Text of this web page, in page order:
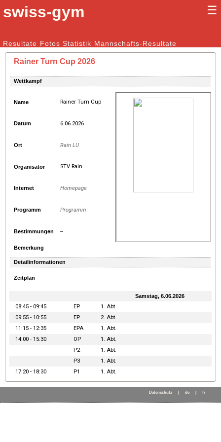
swiss-gym ☰
Kunstturnen Männer | Kunstturnen Frauen
Resultate Fotos Statistik Mannschafts-Resultate
Rainer Turn Cup 2026
Wettkampf
Name Rainer Turn Cup
Datum 6.06.2026
Ort Rain LU
Organisator STV Rain
Internet Homepage
Programm Programm
Bestimmungen --
Bemerkung
Detailinformationen
Zeitplan
Samstag, 6.06.2026
08:45 - 09:45 EP
1. Abt.
09:55 - 10:55
EP
2. Abt.
11:15 - 12:35
EPA
1. Abt.
14:00 - 15:30
OP
1. Abt.
P2
1. Abt.
P3
1. Abt.
17:20 - 18:30
P1 1. Abt.
Datenschutz de fr